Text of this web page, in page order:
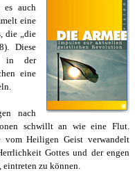
es auch
eine
die „die
Diese
in der
eine
nach
schwillt an wie eine Flut.
Heiligen Geist verwandelt
Gottes und der engen
eintreten zu können.